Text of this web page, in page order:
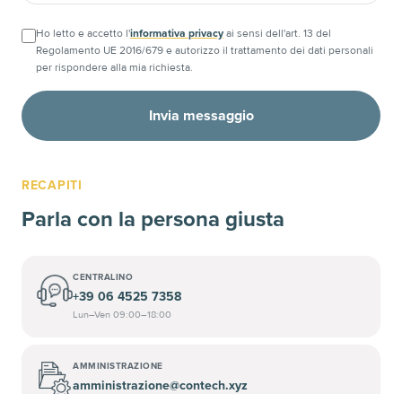
Ho letto e accetto l'informativa privacy ai sensi dell'art. 13 del
Regolamento UE 2016/679 e autorizzo il trattamento dei dati personali
per rispondere alla mia richiesta.
Invia messaggio
RECAPITI
Parla con la persona giusta
CENTRALINO
+39 06 4525 7358
Lun–Ven 09:00–18:00
AMMINISTRAZIONE
amministrazione@contech.xyz